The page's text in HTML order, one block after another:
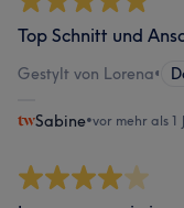
Top Schnitt und
Gestylt von Lorena•
Sabine•vor mehr als 1